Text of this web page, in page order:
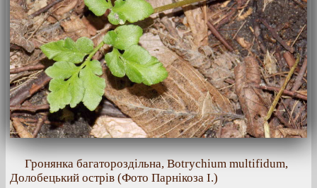
Гронянка багатороздільна, Botrychium multifidum,
Долобецький острів (Фото Парнікоза І.)